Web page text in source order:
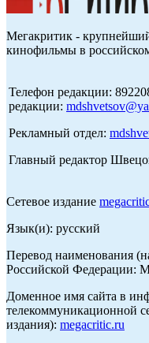
Мегакритик -
кинофильмы в
Телефон редакции:
редакции:
Рекламный отдел:
Главный редактор
Сетевое издание
Язык(и): русский
Перевод наименования
Российской Федерации:
Доменное имя сайта в
телекоммуникационной
издания): megacritic.ru